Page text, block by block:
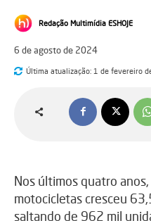
Redação Multimídia ESHOJE
6 de agosto de 2024
Última atualização: 1 de fevereiro
Nos últimos quatro
motocicletas cresceu
saltando de 962 mil